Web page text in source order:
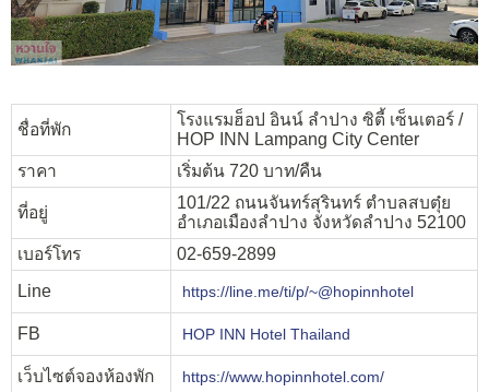
ชื่อที่พัก
โรงแรมฮ็อป อินน์ ลำปาง ซิตี้ เซ็นเตอร์ /
HOP INN Lampang City Center
ราคา
เริ่มต้น 720 บาท/คืน
ที่อยู่
101/22 ถนนจันทร์สุรินทร์ ตำบลสบตุ๋ย
อำเภอเมืองลำปาง จังหวัดลำปาง 52100
เบอร์โทร
02-659-2899
Line
https://line.me/ti/p/~@hopinnhotel
FB HOP INN Hotel Thailand
เว็บไซต์จองห้องพัก https://www.hopinnhotel.com/